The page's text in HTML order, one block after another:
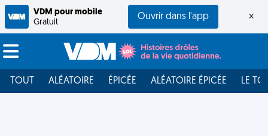
VDM pour mobile
Gratuit
Ouvrir dans l'app ×
TOUT ALÉATOIRE ÉPICÉE ALÉATOIRE ÉPICÉE LE